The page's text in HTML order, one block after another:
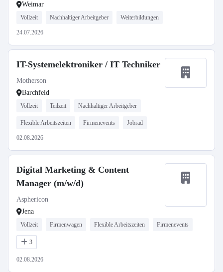
Weimar
Vollzeit Nachhaltiger Arbeitgeber Weiterbildungen
24.07.2026
IT-Systemelektroniker / IT Techniker
Motherson
Barchfeld
Vollzeit Teilzeit Nachhaltiger Arbeitgeber
Flexible Arbeitszeiten Firmenevents Jobrad
02.08.2026
Digital Marketing & Content
Manager (m/w/d)
Asphericon
Jena
Vollzeit Firmenwagen Flexible Arbeitszeiten Firmenevents
3
02.08.2026